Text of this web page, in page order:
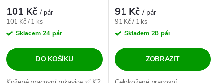
101 Kč/ pár
Měrná cena:
101 Kč / 1 ks
Skladem 24 pár
DO KOŠÍKU
91 Kč/ pár
Měrná cena:
91 Kč / 1 ks
Skladem 28 pár
ZOBRAZIT